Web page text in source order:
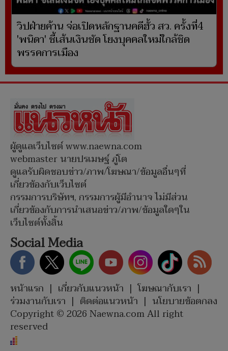
วิปฝ่ายค้าน จ่อเปิดหลักฐานคดีฮั้ว สว. ครั้งที่4
'พนิดา' ชี้เส้นเงินชัด โยงบุคคลใหม่ใกล้ชิด
พรรคการเมือง
ผู้ดูแลเว็บไซต์ www.naewna.com
webmaster นายปรเมษฐ์ ภู่โต
ดูแลรับผิดชอบข่าว/ภาพ/โฆษณา/ข้อมูลอื่นๆที่
เกี่ยวข้องกับเว็บไซต์
กรรมการบริษัทฯ, กรรมการผู้มีอำนาจ ไม่มีส่วน
เกี่ยวข้องกับการนำเสนอข่าว/ภาพ/ข้อมูลใดๆใน
เว็บไซต์ทั้งสิ้น
Social Media
หน้าแรก | เกี่ยวกับแนวหน้า | โฆษณากับเรา |
ร่วมงานกับเรา | ติดต่อแนวหน้า | นโยบายข้อตกลง
Copyright © 2026 Naewna.com All right
reserved